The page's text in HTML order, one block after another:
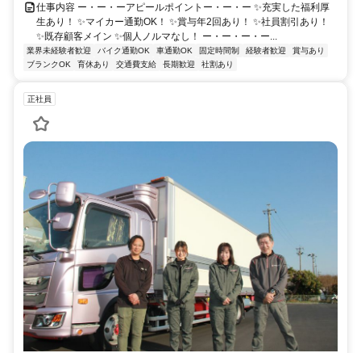
仕事内容 ー・ー・ーアピールポイントー・ー・ー ✨充実した福利厚
生あり！ ✨マイカー通勤OK！ ✨賞与年2回あり！ ✨社員割引あり！
✨既存顧客メイン ✨個人ノルマなし！ ー・ー・ー・ー...
業界未経験者歓迎 バイク通勤OK 車通勤OK 固定時間制 経験者歓迎
賞与あり
ブランクOK
育休あり 交通費支給 長期歓迎 社割あり
正社員